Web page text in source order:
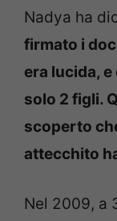
Nadya ha
firmato i
era lucida,
solo 2 figli.
scoperto
attecchito
Nel 2009, a